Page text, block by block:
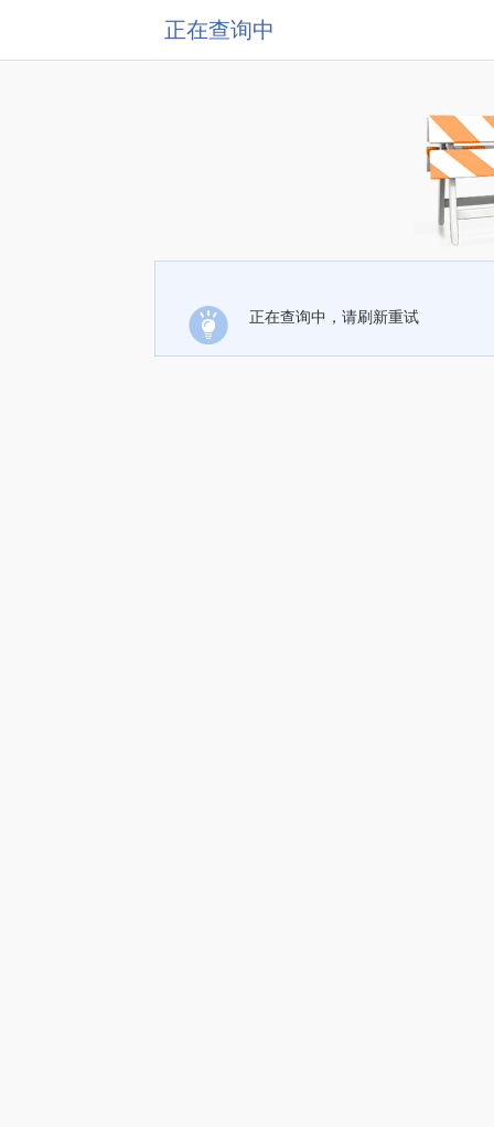
正在查询中
正在查询中，请刷新重试